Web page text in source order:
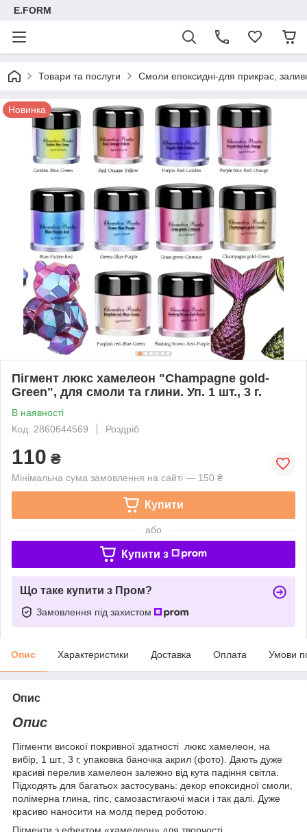
E.FORM
Товари та послуги Смоли епоксидні-для прикрас,
Новинка
Пігмент люкс хамелеон "Champagne gold-
Green", для смоли та глини. Уп. 1 шт., 3 г.
В наявності
Код: 2860644569
Роздріб
110 ₴
Мінімальна сума замовлення на сайті — 150 ₴
Купити
або
Купити з
Що таке купити з Пром?
Замовлення під захистом
Опис Характеристики Доставка Оплата Умови
Опис
Опис
Пігменти високої покривної здатності люкс хамелеон, на
вибір, 1 шт., 3 г, упаковка баночка акрил (фото). Дають дуже
красиві перелив хамелеон залежно від кута падіння світла.
Підходять для багатьох застосувань: декор епоксидної смоли,
полімерна глина, гіпс, самозастигаючі маси і так далі. Дуже
красиво наносити на молд перед роботою.